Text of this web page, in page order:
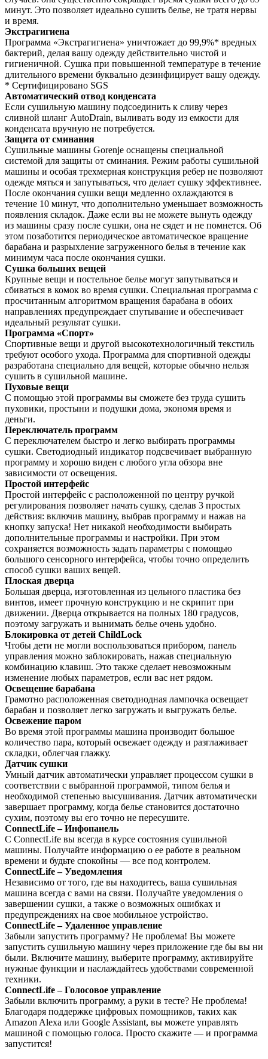
минут. Это позволяет идеально сушить белье, не тратя нервы
и время.
Экстрагигиена
Программа «Экстрагигиена» уничтожает до 99,9%* вредных
бактерий, делая вашу одежду действительно чистой и
гигиеничной. Сушка при повышенной температуре в течение
длительного времени буквально дезинфицирует вашу одежду.
* Сертифицировано SGS
Автоматический отвод конденсата
Если сушильную машину подсоединить к сливу через
сливной шланг AutoDrain, выливать воду из емкости для
конденсата вручную не потребуется.
Защита от сминания
Сушильные машины Gorenje оснащены специальной
системой для защиты от сминания. Режим работы сушильной
машины и особая трехмерная конструкция ребер не позволяют
одежде мяться и запутываться, что делает сушку эффективнее.
После окончания сушки вещи медленно охлаждаются в
течение 10 минут, что дополнительно уменьшает возможность
появления складок. Даже если вы не можете вынуть одежду
из машины сразу после сушки, она не сядет и не помнется. Об
этом позаботится периодическое автоматическое вращение
барабана и разрыхление загруженного белья в течение как
минимум часа после окончания сушки.
Сушка больших вещей
Крупные вещи и постельное белье могут запутываться и
сбиваться в комок во время сушки. Специальная программа с
просчитанным алгоритмом вращения барабана в обоих
направлениях предупреждает спутывание и обеспечивает
идеальный результат сушки.
Программа «Спорт»
Спортивные вещи и другой высокотехнологичный текстиль
требуют особого ухода. Программа для спортивной одежды
разработана специально для вещей, которые обычно нельзя
сушить в сушильной машине.
Пуховые вещи
С помощью этой программы вы сможете без труда сушить
пуховики, простыни и подушки дома, экономя время и
деньги.
Переключатель программ
С переключателем быстро и легко выбирать программы
сушки. Светодиодный индикатор подсвечивает выбранную
программу и хорошо виден с любого угла обзора вне
зависимости от освещения.
Простой интерфейс
Простой интерфейс с расположенной по центру ручкой
регулирования позволяет начать сушку, сделав 3 простых
действия: включив машину, выбрав программу и нажав на
кнопку запуска! Нет никакой необходимости выбирать
дополнительные программы и настройки. При этом
сохраняется возможность задать параметры с помощью
большого сенсорного интерфейса, чтобы точно определить
способ сушки ваших вещей.
Плоская дверца
Большая дверца, изготовленная из цельного пластика без
винтов, имеет прочную конструкцию и не скрипит при
движении. Дверца открывается на полных 180 градусов,
поэтому загружать и вынимать белье очень удобно.
Блокировка от детей ChildLock
Чтобы дети не могли воспользоваться прибором, панель
управления можно заблокировать, нажав специальную
комбинацию клавиш. Это также сделает невозможным
изменение любых параметров, если вас нет рядом.
Освещение барабана
Грамотно расположенная светодиодная лампочка освещает
барабан и позволяет легко загружать и выгружать белье.
Освежение паром
Во время этой программы машина производит большое
количество пара, который освежает одежду и разглаживает
складки, облегчая глажку.
Датчик сушки
Умный датчик автоматически управляет процессом сушки в
соответствии с выбранной программой, типом белья и
необходимой степенью высушивания. Датчик автоматически
завершает программу, когда белье становится достаточно
сухим, поэтому вы его точно не пересушите.
ConnectLife – Инфопанель
С ConnectLife вы всегда в курсе состояния сушильной
машины. Получайте информацию о ее работе в реальном
времени и будьте спокойны — все под контролем.
ConnectLife – Уведомления
Независимо от того, где вы находитесь, ваша сушильная
машина всегда с вами на связи. Получайте уведомления о
завершении сушки, а также о возможных ошибках и
предупреждениях на свое мобильное устройство.
ConnectLife – Удаленное управление
Забыли запустить программу? Не проблема! Вы можете
запустить сушильную машину через приложение где бы вы ни
были. Включите машину, выберите программу, активируйте
нужные функции и наслаждайтесь удобствами современной
техники.
ConnectLife – Голосовое управление
Забыли включить программу, а руки в тесте? Не проблема!
Благодаря поддержке цифровых помощников, таких как
Amazon Alexa или Google Assistant, вы можете управлять
машиной с помощью голоса. Просто скажите — и программа
запустится!